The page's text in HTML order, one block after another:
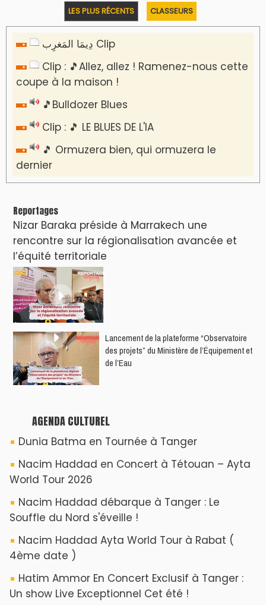
LES PLUS RÉCENTS CLASSEURS
دِيمَا المَغرِب Clip
Clip : 🎵Allez, allez ! Ramenez-nous cette
coupe à la maison !
🎵Bulldozer Blues
Clip : 🎵 LE BLUES DE L'IA
🎵 Ormuzera bien, qui ormuzera le
dernier
Reportages
Nizar Baraka préside à Marrakech une
rencontre sur la régionalisation avancée et
l’équité territoriale
​Lancement de la plateforme “Observatoire
des projets” du Ministère de l’Équipement et
de l’Eau
AGENDA CULTUREL
Dunia Batma en Tournée à Tanger
Nacim Haddad en Concert à Tétouan – Ayta
World Tour 2026
Nacim Haddad débarque à Tanger : Le
Souffle du Nord s'éveille !
Nacim Haddad Ayta World Tour à Rabat (
4ème date )
Hatim Ammor En Concert Exclusif à Tanger :
Un show Live Exceptionnel Cet été !